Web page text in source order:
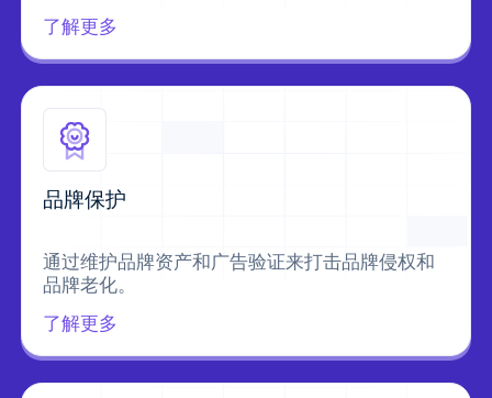
了解更多
品牌保护
通过维护品牌资产和广告验证来打击品牌侵权和
品牌老化。
了解更多